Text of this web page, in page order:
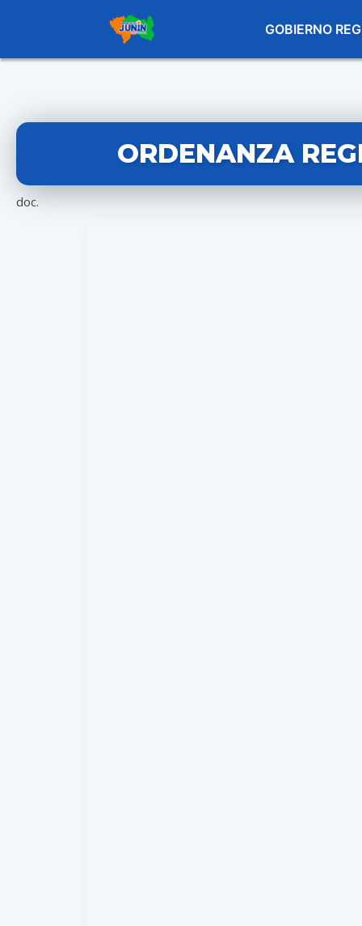
GOBIERNO
ORDENANZA
doc.